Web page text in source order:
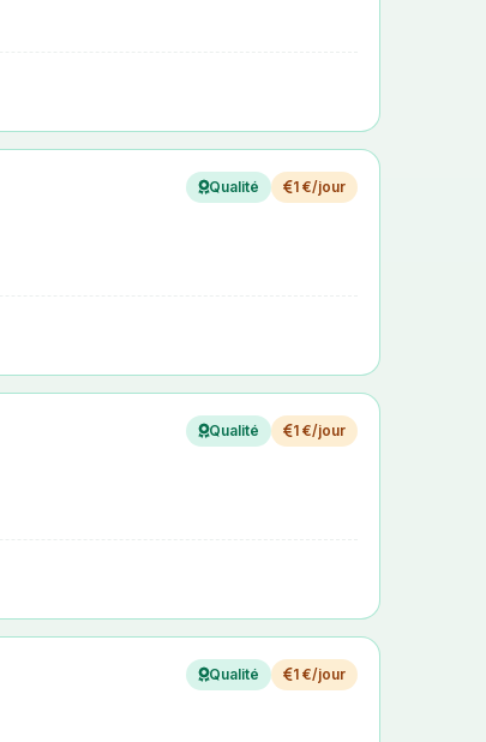
Qualité 1 €/jour
Qualité 1 €/jour
Qualité 1 €/jour